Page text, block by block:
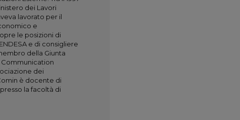
dei Lavori
lavorato per il
e
le posizioni di
e di consigliere
della Giunta
Communication
dei
è docente di
la facoltà di